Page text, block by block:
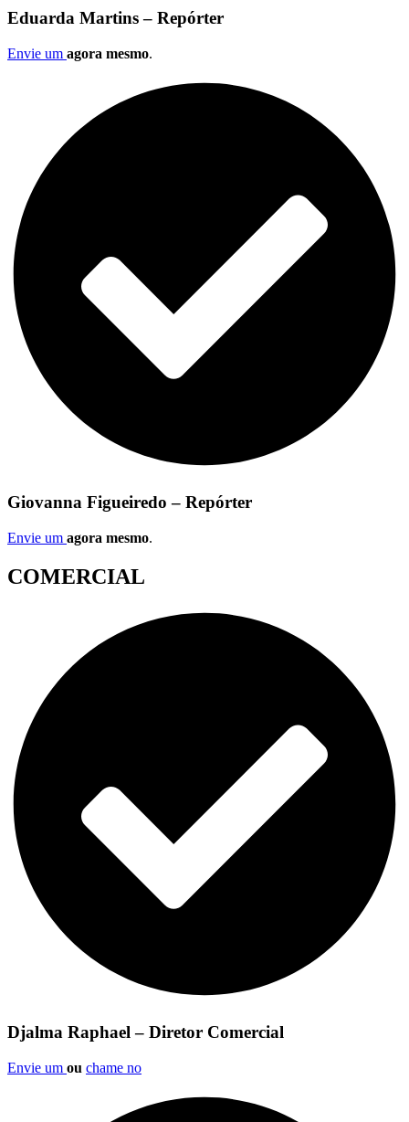
Eduarda Martins – Repórter
Envie um agora mesmo.
Giovanna Figueiredo – Repórter
Envie um agora mesmo.
COMERCIAL
Djalma Raphael – Diretor Comercial
Envie um ou chame no